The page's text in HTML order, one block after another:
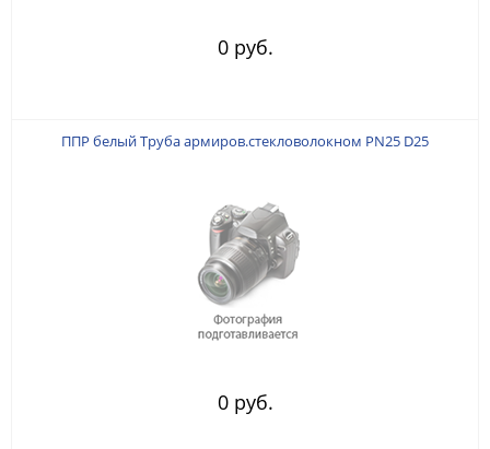
0 руб.
ППР белый Труба армиров.стекловолокном PN25 D25
0 руб.